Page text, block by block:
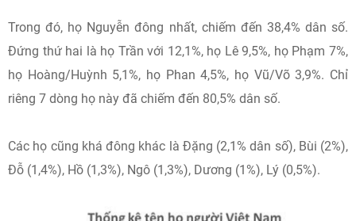
Trong đó, họ Nguyễn đông nhất, chiếm đến 38,4% dân số.
Đứng thứ hai là họ Trần với 12,1%, họ Lê 9,5%, họ Phạm 7%,
họ Hoàng/Huỳnh 5,1%, họ Phan 4,5%, họ Vũ/Võ 3,9%. Chỉ
riêng 7 dòng họ này đã chiếm đến 80,5% dân số.
Các họ cũng khá đông khác là Đặng (2,1% dân số), Bùi (2%),
Đỗ (1,4%), Hồ (1,3%), Ngô (1,3%), Dương (1%), Lý (0,5%).